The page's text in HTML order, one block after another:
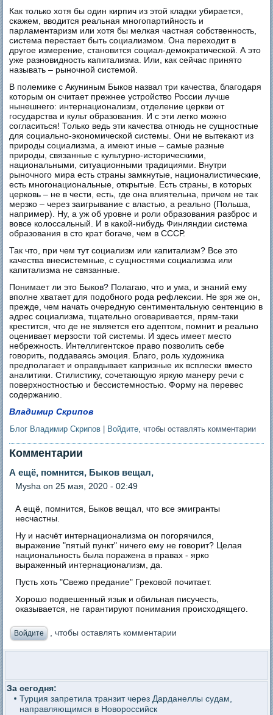
Как только хотя бы один кирпич из этой кладки убирается,
скажем, вводится реальная многопартийность и
парламентаризм или хотя бы мелкая частная собственность,
система перестает быть социализмом. Она переходит в
другое измерение, становится социал-демократической. А это
уже разновидность капитализма. Или, как сейчас принято
называть – рыночной системой.
В полемике с Акуниным Быков назвал три качества, благодаря
которым он считает прежнее устройство России лучше
нынешнего: интернационализм, отделение церкви от
государства и культ образования. И с эти легко можно
согласиться! Только ведь эти качества отнюдь не сущностные
для социально-экономической системы. Они не вытекают из
природы социализма, а имеют иные – самые разные
природы, связанные с культурно-историческими,
национальными, ситуационными традициями. Внутри
рыночного мира есть страны замкнутые, националистические,
есть многонациональные, открытые. Есть страны, в которых
церковь – не в чести, есть, где она влиятельна, причем не так
мерзко – через заигрывание с властью, а реально (Польша,
например). Ну, а уж об уровне и роли образования разброс и
вовсе колоссальный. И в какой-нибудь Финляндии система
образования в сто крат богаче, чем в СССР.
Так что, при чем тут социализм или капитализм? Все это
качества внесистемные, с сущностями социализма или
капитализма не связанные.
Понимает ли это Быков? Полагаю, что и ума, и знаний ему
вполне хватает для подобного рода рефлексии. Не зря же он,
прежде, чем начать очередную сентиментальную сентенцию в
адрес социализма, тщательно оговаривается, прям-таки
крестится, что де не является его адептом, помнит и реально
оценивает мерзости той системы. И здесь имеет место
небрежность. Интеллигентское право позволить себе
говорить, поддаваясь эмоция. Благо, роль художника
предполагает и оправдывает капризные их всплески вместо
аналитики. Стилистику, сочетающую яркую манеру речи с
поверхностностью и бессистемностью. Форму на перевес
содержанию.
Владимир Скрипов
Блог Владимир Скрипов Войдите, чтобы оставлять комментарии
Комментарии
А ещё, помнится, Быков вещал,
Mysha on 25 мая, 2020 - 02:49
А ещё, помнится, Быков вещал, что все эмигранты
несчастны.
Ну и насчёт интернационализма он погорячился,
выражение "пятый пункт" ничего ему не говорит? Целая
национальность была поражена в правах - ярко
выраженный интернационализм, да.
Пусть хоть "Свежо предание" Грековой почитает.
Хорошо подвешенный язык и обильная писучесть,
оказывается, не гарантируют понимания происходящего.
Войдите , чтобы оставлять комментарии
За сегодня:
Турция запретила транзит через Дарданеллы судам,
направляющимся в Новороссийск